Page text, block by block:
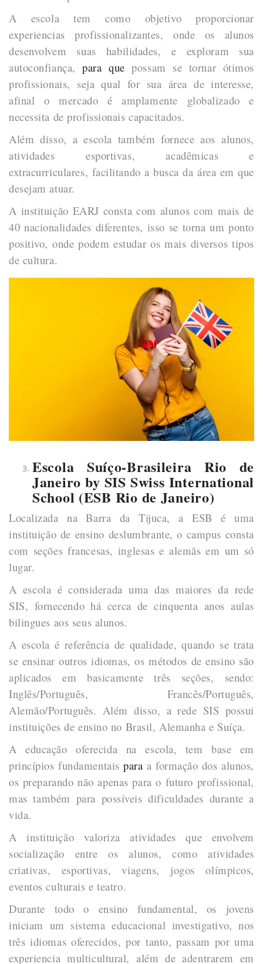
A escola tem como objetivo proporcionar
experiencias profissionalizantes, onde os alunos
desenvolvem suas habilidades, e exploram sua
autoconfiança,para que possam se tornar ótimos
profissionais, seja qual for sua área de interesse,
afinal o mercado é amplamente globalizado e
necessita de profissionais capacitados.
Além disso, a escola também fornece aos alunos,
atividades esportivas, acadêmicas e
extracurriculares, facilitando a busca da área em que
desejam atuar.
A instituição EARJ consta com alunos com mais de
40 nacionalidades diferentes, isso se torna um ponto
positivo, onde podem estudar os mais diversos tipos
de cultura.
Escola Suíço-Brasileira Rio de
Janeiro by SIS Swiss International
School (ESB Rio de Janeiro)
Localizada na Barra da Tijuca, a ESB é uma
instituição de ensino deslumbrante, o campus consta
com seções francesas, inglesas e alemãs em um só
lugar.
A escola é considerada uma das maiores da rede
SIS, fornecendo há cerca de cinquenta anos aulas
bilingues aos seus alunos.
A escola é referência de qualidade, quando se trata
se ensinar outros idiomas, os métodos de ensino são
aplicados em basicamente três seções, sendo:
Inglês/Português, Francês/Português,
Alemão/Português. Além disso, a rede SIS possui
instituições de ensino no Brasil, Alemanha e Suíça.
A educação oferecida na escola, tem base em
princípios fundamentaispara a formação dos alunos,
os preparando não apenas para o futuro profissional,
mas também para possíveis dificuldades durante a
vida.
A instituição valoriza atividades que envolvem
socialização entre os alunos, como atividades
criativas, esportivas, viagens, jogos olímpicos,
eventos culturais e teatro.
Durante todo o ensino fundamental, os jovens
iniciam um sistema educacional investigativo, nos
três idiomas oferecidos, por tanto, passam por uma
experiencia multicultural, além de adentrarem em